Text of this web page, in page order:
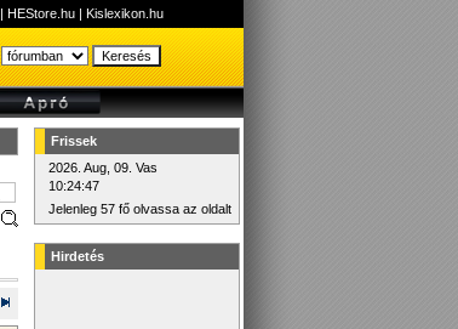
| HEStore.hu | Kislexikon.hu
Frissek
2026. Aug, 09. Vas
10:24:47
Jelenleg 57 fő olvassa az oldalt
Hirdetés